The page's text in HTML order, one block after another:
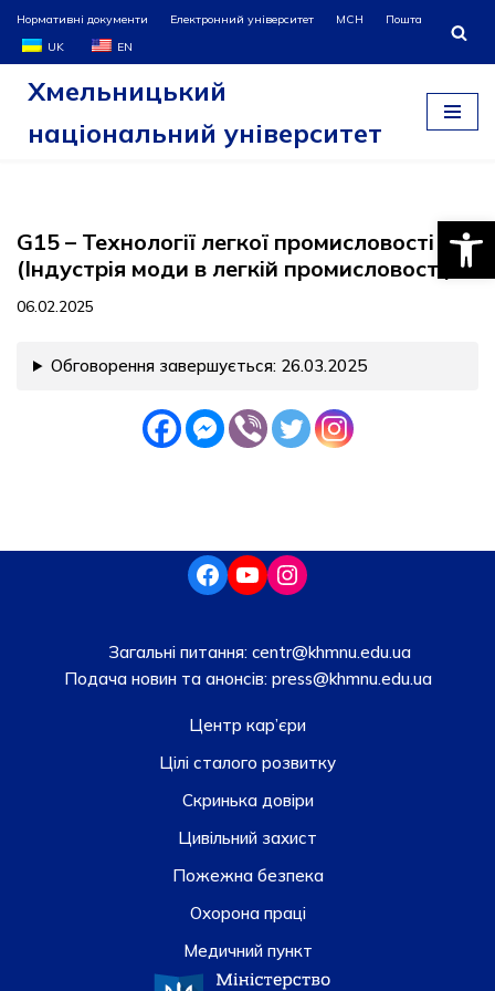
Перейти
до
Нормативні документи Електронний університет МСН
Пошта
UK
EN
Хмельницький
національний університет
G15 – Технології легкої промисловості
(Індустрія моди в легкій промисловості)
06.02.2025
Обговорення завершується: 26.03.2025
Загальні питання: centr@khmnu.edu.ua
Подача новин та анонсів:press@khmnu.edu.ua
Центр кар’єри
Цілі сталого розвитку
Скринька довiри
Цивільний захист
Пожежна безпека
Охорона праці
Медичний пункт